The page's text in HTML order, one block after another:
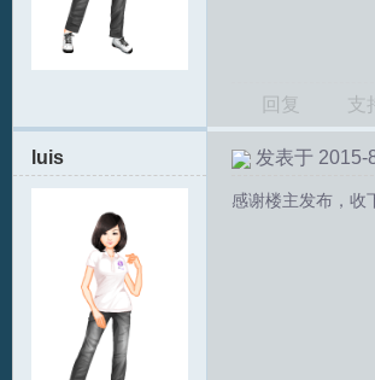
回复 支
luis 发表于 2015-
感谢楼主发布，收